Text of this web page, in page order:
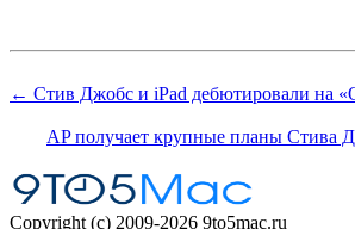
← Стив Джобс и iPad дебютировали на
AP получает крупные планы Стива
Copyright (c) 2009-2026 9to5mac.ru